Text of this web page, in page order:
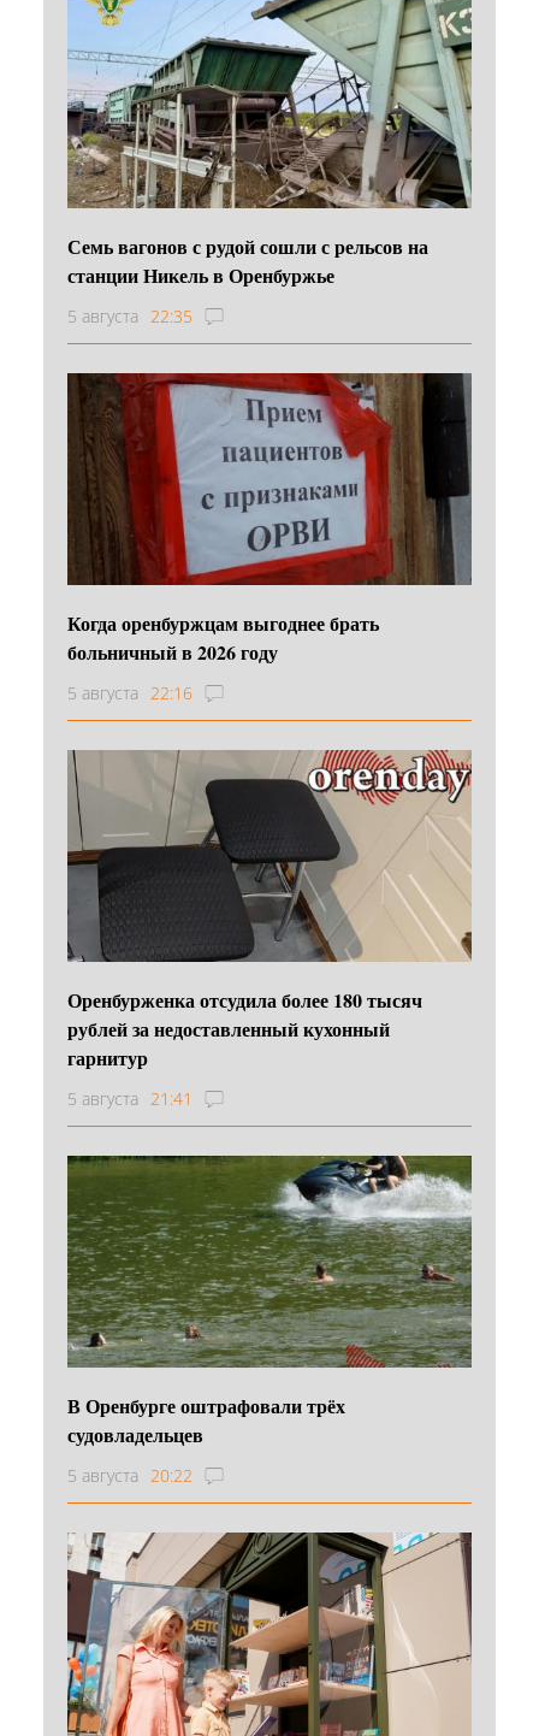
Семь вагонов с рудой сошли с рельсов на
станции Никель в Оренбуржье
5 августа 22:35
Когда оренбуржцам выгоднее брать
больничный в 2026 году
5 августа 22:16
Оренбурженка отсудила более 180 тысяч
рублей за недоставленный кухонный
гарнитур
5 августа 21:41
В Оренбурге оштрафовали трёх
судовладельцев
5 августа 20:22